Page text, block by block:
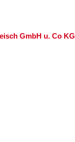
GmbH u. Co KG